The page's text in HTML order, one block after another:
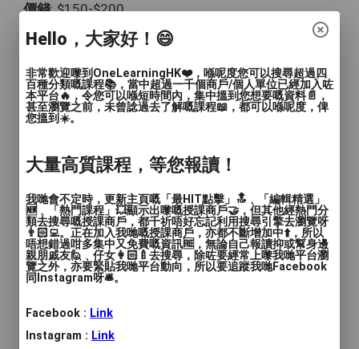
價錢: $150-$200
服務地區: 九龍城區
每週兩天，讓你運用暑假加強數理，改善加
減運算
簡單好玩易明
4-6歲以下，鼓勵一星期兩堂，加深基礎訓
練
6歲以上，平日每週2堂 或 星期六每週 1堂
亦可，視乎需要。
Hello，大家好！😄
非常歡迎嚟到OneLearningHK❤️，喺呢度您可以搜尋超過四
百種分類嘅課程📚，當中超過一千個商戶/個人單位已經加入咗
本平台🔥，令您可以喺短時間內，集中搵到您想要嘅資料📄，
甚至瀏覽之前，未曾諗過去了解嘅課程📖，都可以喺呢度，俾
您搵到☀️。
大量高質課程，等您報讀！
我哋會不定時，更新主頁嘅「最HIT點擊」🔝﹑「編輯精選」
🆕﹑「熱門課程」💥顯示出嚟嘅授課商戶🤝，但其他經熱門分
類去搜尋嘅授課商戶，都千祈唔好忘記利用搜尋引擎去瀏覽呀
👨🏻‍💻。正在加入我哋嘅授課商戶，亦都不斷增加中⬆️，所以
唔想錯過咁多集中又免費嘅資訊🆓，無論自己報讀抑或幫身邊
親朋戚友🙋﹑仔女👩🏻‍🍼去搜尋，除咗要經常上嚟我哋平台瀏
覽之外，亦要緊貼我哋平台動向，所以要追蹤我哋Facebook
同Instagram呀🛎️。
Facebook : Link
Instagram : Link